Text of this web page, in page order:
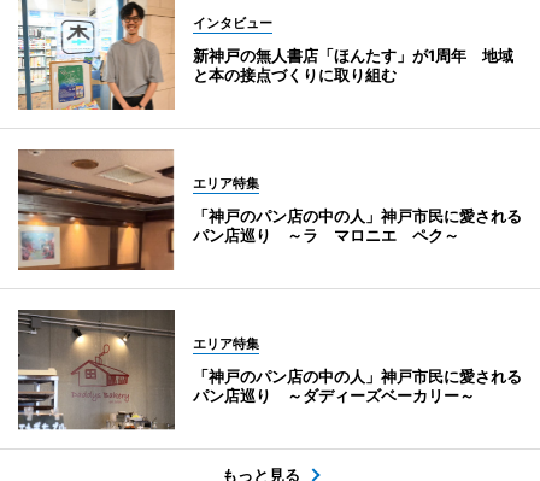
インタビュー
新神戸の無人書店「ほんたす」が1周年 地域
と本の接点づくりに取り組む
エリア特集
「神戸のパン店の中の人」神戸市民に愛される
パン店巡り ～ラ マロニエ ペク～
エリア特集
「神戸のパン店の中の人」神戸市民に愛される
パン店巡り ～ダディーズベーカリー～
もっと見る